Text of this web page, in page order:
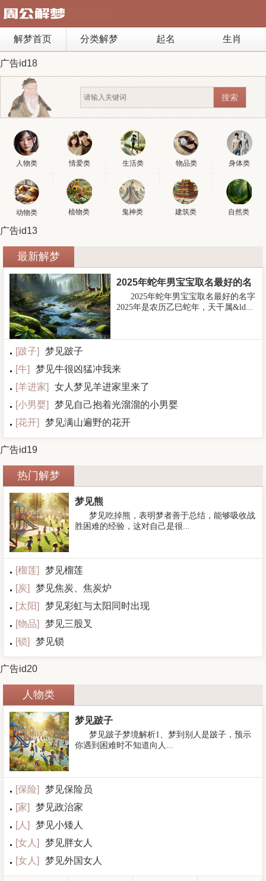
解梦首页 分类解梦 起名 生肖
广告id18
人物类 情爱类 生活类 物品类 身体类
动物类 植物类 鬼神类 建筑类 自然类
广告id13
最新解梦
2025年蛇年男宝宝取名最好的名
2025年蛇年男宝宝取名最好的名字
2025年是农历乙巳蛇年，天干属&ld...
[跛子]
梦见跛子
[牛]
梦见牛很凶猛冲我来
[羊进家]
女人梦见羊进家里来了
[小男婴]
梦见自己抱着光溜溜的小男婴
[花开] 梦见满山遍野的花开
广告id19
热门解梦
梦见熊
梦见吃掉熊，表明梦者善于总结，能够吸收战
胜困难的经验，这对自己是很...
[榴莲]
梦见榴莲
[炭]
梦见焦炭、焦炭炉
[太阳]
梦见彩虹与太阳同时出现
[物品]
梦见三股叉
[锁] 梦见锁
广告id20
人物类
梦见跛子
梦见跛子梦境解析1、梦到别人是跛子，预示
你遇到困难时不知道向人...
[保险]
梦见保险员
[家]
梦见政治家
[人 ]
梦见小矮人
[女人 ]
梦见胖女人
[女人 ] 梦见外国女人